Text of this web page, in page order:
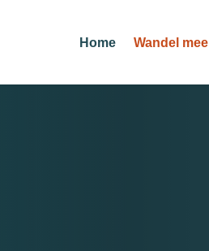
Home Wandel mee